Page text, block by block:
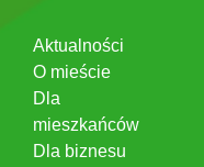
Aktualności
O mieście
Dla
mieszkańców
Dla biznesu